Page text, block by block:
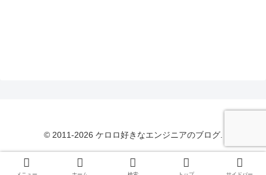
© 2011-2026 ケロロ好きなエンジニアのブログ.